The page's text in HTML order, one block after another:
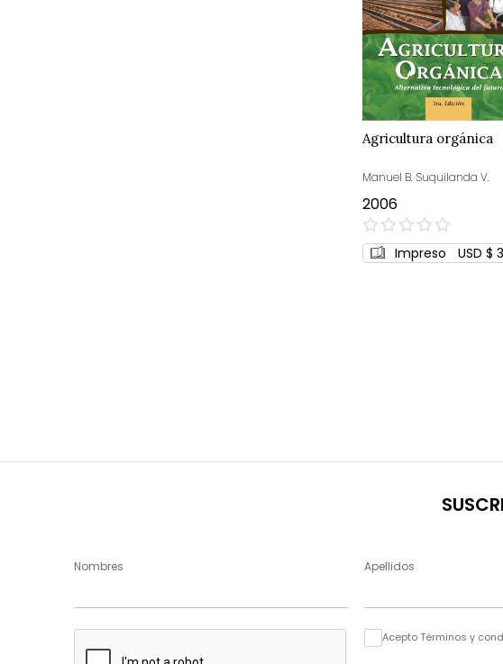
Agricultura orgánica
Manuel B. Suquilanda V.
2006
0%
Impreso USD $
Nombres Apellidos
Acepto Términos y